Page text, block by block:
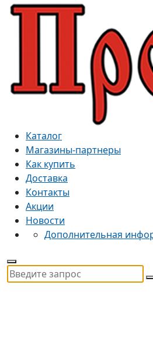
Каталог
Магазины-партнеры
Как купить
Доставка
Контакты
Акции
Новости
Дополнительная